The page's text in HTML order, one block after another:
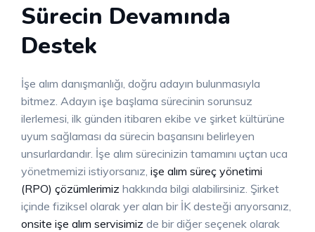
Sürecin Devamında
Destek
İşe alım danışmanlığı, doğru adayın bulunmasıyla
bitmez. Adayın işe başlama sürecinin sorunsuz
ilerlemesi, ilk günden itibaren ekibe ve şirket kültürüne
uyum sağlaması da sürecin başarısını belirleyen
unsurlardandır. İşe alım sürecinizin tamamını uçtan uca
yönetmemizi istiyorsanız, işe alım süreç yönetimi
(RPO) çözümlerimiz hakkında bilgi alabilirsiniz. Şirket
içinde fiziksel olarak yer alan bir İK desteği arıyorsanız,
onsite işe alım servisimiz de bir diğer seçenek olarak